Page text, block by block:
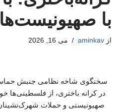
با صهیونیست‌ها
از aminkav می 16, 2026
سخنگوی شاخه نظامی جنبش حماس
در کرانه باختری، از فلسطینی‌ها
صهیونیستی و حملات شهرک‌نشینان